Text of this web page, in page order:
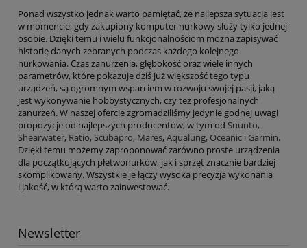
Ponad wszystko jednak warto pamiętać, że najlepsza sytuacja jest
w momencie, gdy zakupiony komputer nurkowy służy tylko jednej
osobie. Dzięki temu i wielu funkcjonalnościom można zapisywać
historię danych zebranych podczas każdego kolejnego
nurkowania. Czas zanurzenia, głębokość oraz wiele innych
parametrów, które pokazuje dziś już większość tego typu
urządzeń, są ogromnym wsparciem w rozwoju swojej pasji, jaką
jest wykonywanie hobbystycznych, czy też profesjonalnych
zanurzeń. W naszej ofercie zgromadziliśmy jedynie godnej uwagi
propozycje od najlepszych producentów, w tym od Suunto,
Shearwater, Ratio, Scubapro, Mares, Aqualung, Oceanic i Garmin.
Dzięki temu możemy zaproponować zarówno proste urządzenia
dla początkujących płetwonurków, jak i sprzęt znacznie bardziej
skomplikowany. Wszystkie je łączy wysoka precyzja wykonania
i jakość, w którą warto zainwestować.
Newsletter